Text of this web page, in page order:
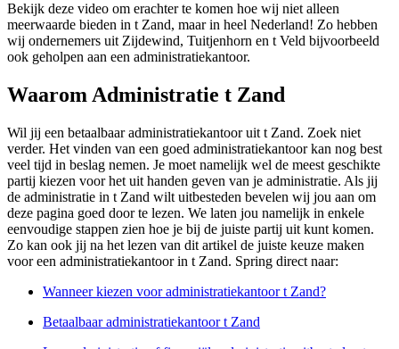
Bekijk deze video om erachter te komen hoe wij niet alleen
meerwaarde bieden in t Zand, maar in heel Nederland! Zo hebben
wij ondernemers uit Zijdewind, Tuitjenhorn en t Veld bijvoorbeeld
ook geholpen aan een administratiekantoor.
Waarom Administratie t Zand
Wil jij een betaalbaar administratiekantoor uit t Zand. Zoek niet
verder. Het vinden van een goed administratiekantoor kan nog best
veel tijd in beslag nemen. Je moet namelijk wel de meest geschikte
partij kiezen voor het uit handen geven van je administratie. Als jij
de administratie in t Zand wilt uitbesteden bevelen wij jou aan om
deze pagina goed door te lezen. We laten jou namelijk in enkele
eenvoudige stappen zien hoe je bij de juiste partij uit kunt komen.
Zo kan ook jij na het lezen van dit artikel de juiste keuze maken
voor een administratiekantoor in t Zand. Spring direct naar:
Wanneer kiezen voor administratiekantoor t Zand?
Betaalbaar administratiekantoor t Zand